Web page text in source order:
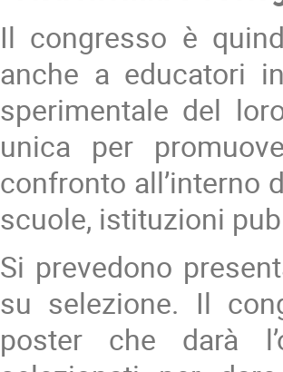
Il congresso è
anche a educatori
sperimentale del
unica per
confronto all’interno
scuole, istituzioni
Si prevedono
su selezione. Il
poster che darà